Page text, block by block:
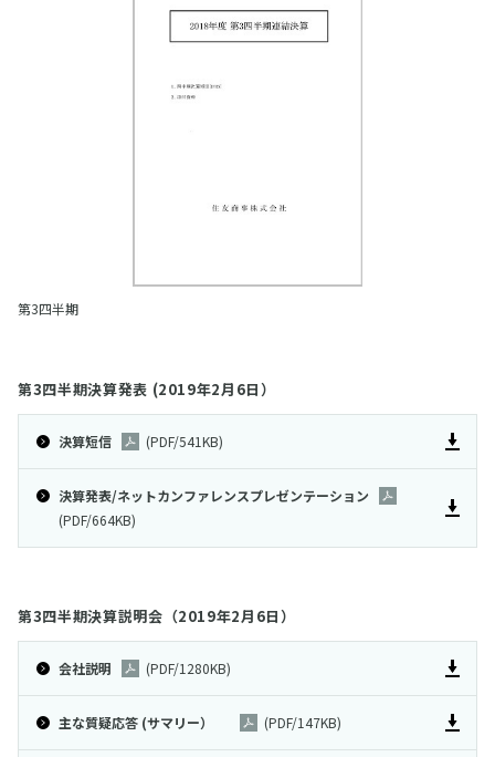
第3四半期
第3四半期決算発表 (2019年2月6日）
決算短信 (PDF/541KB)
決算発表/ネットカンファレンスプレゼンテーション
(PDF/664KB)
第3四半期決算説明会（2019年2月6日）
会社説明 (PDF/1280KB)
主な質疑応答 (サマリー） (PDF/147KB)